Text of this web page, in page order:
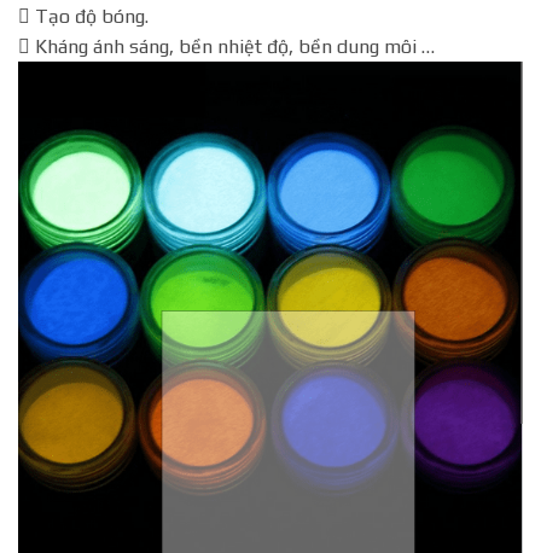
 Tạo độ bóng.
 Kháng ánh sáng, bền nhiệt độ, bền dung môi …